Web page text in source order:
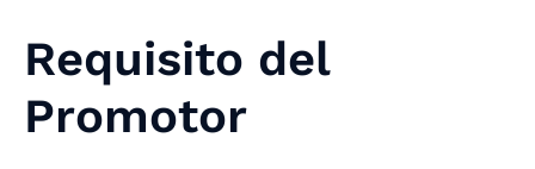
Requisito del
Promotor